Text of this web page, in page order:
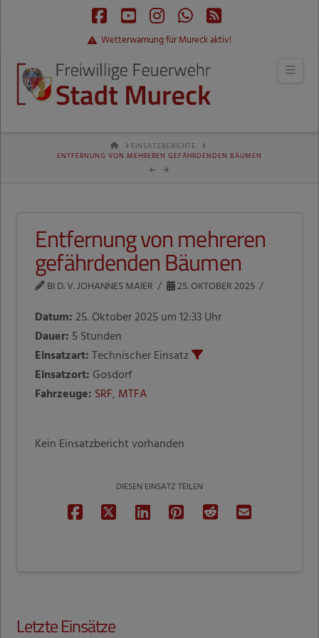
Facebook
YouTube
Instagram
Whatsapp
RSS
Wetterwarnung für Mureck aktiv!
HOMEEINSATZBERICHTE
ENTFERNUNG VON MEHREREN GEFÄHRDENDEN BÄUMEN
Entfernung von mehreren
gefährdenden Bäumen
BI D. V. JOHANNES MAIER 25. OKTOBER 2025
Datum:25. Oktober 2025 um 12:33 Uhr
Dauer: 5 Stunden
Einsatzart:Technischer Einsatz
Einsatzort: Gosdorf
Fahrzeuge: SRF, MTFA
Kein Einsatzbericht vorhanden
DIESEN EINSATZ TEILEN
Letzte Einsätze